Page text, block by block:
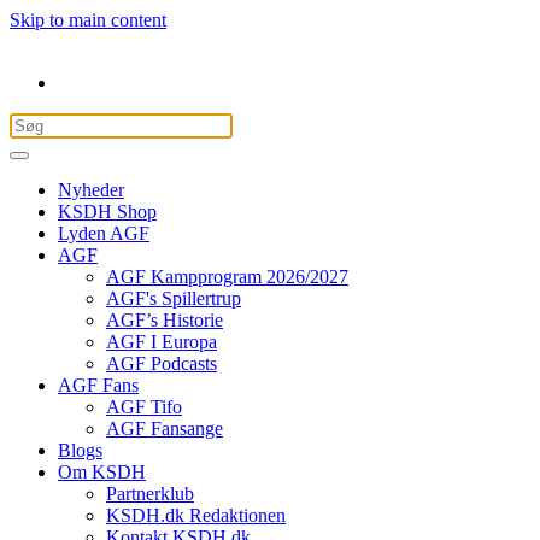
Skip to main content
Nyheder
KSDH Shop
Lyden AGF
AGF
AGF Kampprogram 2026/2027
AGF's Spillertrup
AGF’s Historie
AGF I Europa
AGF Podcasts
AGF Fans
AGF Tifo
AGF Fansange
Blogs
Om KSDH
Partnerklub
KSDH.dk Redaktionen